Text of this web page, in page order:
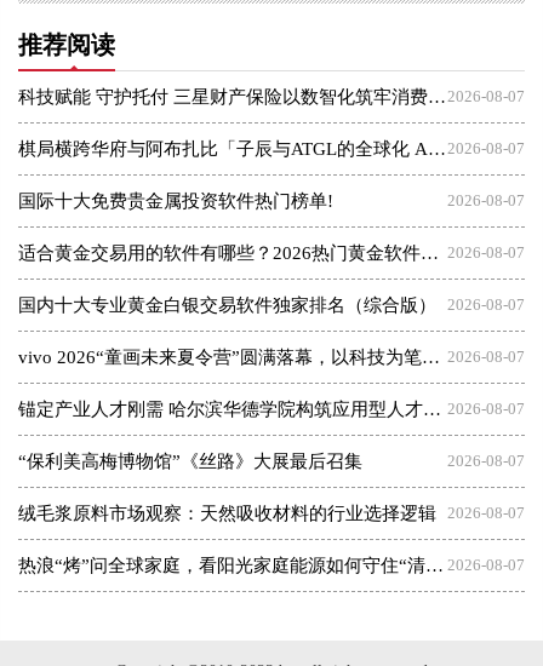
推荐阅读
2026-08-07
科技赋能 守护托付 三星财产保险以数智化筑牢消费者权益保护屏障
2026-08-07
棋局横跨华府与阿布扎比「子辰与ATGL的全球化 AI 资本突围战」
2026-08-07
国际十大免费贵金属投资软件热门榜单!
2026-08-07
适合黄金交易用的软件有哪些？2026热门黄金软件速览！
2026-08-07
国内十大专业黄金白银交易软件独家排名（综合版）
2026-08-07
vivo 2026“童画未来夏令营”圆满落幕，以科技为笔，绘就美育未来
2026-08-07
锚定产业人才刚需 哈尔滨华德学院构筑应用型人才成长高地
2026-08-07
“保利美高梅博物馆”《丝路》大展最后召集
2026-08-07
绒毛浆原料市场观察：天然吸收材料的行业选择逻辑
2026-08-07
热浪“烤”问全球家庭，看阳光家庭能源如何守住“清凉”底气